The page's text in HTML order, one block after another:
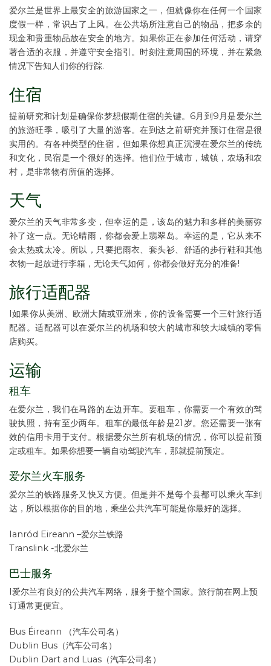
爱尔兰是世界上最安全的旅游国家之一，但就像你在任何一个国家
度假一样，常识占了上风。在公共场所注意自己的物品，把多余的
现金和贵重物品放在安全的地方。如果你正在参加任何活动，请穿
著合适的衣服，并遵守安全指引。时刻注意周围的环境，并在紧急
情况下告知人们你的行踪.
住宿
提前研究和计划是确保你梦想假期住宿的关键。6月到9月是爱尔兰
的旅游旺季，吸引了大量的游客。在到达之前研究并预订住宿是很
实用的。有各种类型的住宿，但如果你想真正沉浸在爱尔兰的传统
和文化，民宿是一个很好的选择。他们位于城市，城镇，农场和农
村，是非常物有所值的选择。
天气
爱尔兰的天气非常多变，但幸运的是，该岛的魅力和多样的美丽弥
补了这一点。无论晴雨，你都会爱上翡翠岛。幸运的是，它从来不
会太热或太冷。所以，只要把雨衣、套头衫、舒适的步行鞋和其他
衣物一起放进行李箱，无论天气如何，你都会做好充分的准备!
旅行适配器
I如果你从美洲、欧洲大陆或亚洲来，你的设备需要一个三针旅行适
配器。适配器可以在爱尔兰的机场和较大的城市和较大城镇的零售
店购买。
运输
租车
在爱尔兰，我们在马路的左边开车。要租车，你需要一个有效的驾
驶执照，持有至少两年。租车的最低年龄是21岁。您还需要一张有
效的信用卡用于支付。根据爱尔兰所有机场的情况，你可以提前预
定或租车。如果你想要一辆自动驾驶汽车，那就提前预定。
爱尔兰火车服务
爱尔兰的铁路服务又快又方便。但是并不是每个县都可以乘火车到
达，所以根据你的目的地，乘坐公共汽车可能是你最好的选择。
Ianród Eireann –爱尔兰铁路
Translink -北爱尔兰
巴士服务
I爱尔兰有良好的公共汽车网络，服务于整个国家。旅行前在网上预
订通常更便宜。
Bus Éireann （汽车公司名）
Dublin Bus（汽车公司名）
Dublin Dart and Luas（汽车公司名）